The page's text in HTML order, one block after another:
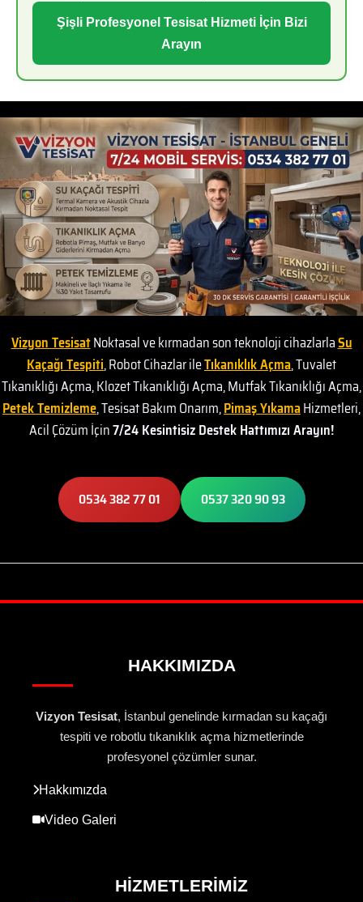
Şişli Profesyonel Tesisat Hizmeti İçin Bizi
Arayın
Vizyon TesisatNoktasal ve kırmadan son teknoloji cihazlarlaSu
Kaçağı Tespiti, Robot Cihazlar ileTıkanıklık Açma, Tuvalet
Tıkanıklığı Açma, Klozet Tıkanıklığı Açma, Mutfak Tıkanıklığı Açma,
Petek Temizleme, Tesisat Bakım Onarım,Pimaş YıkamaHizmetleri,
Acil Çözüm İçin7/24 Kesintisiz Destek Hattımızı Arayın!
0534 382 77 01 0537 320 90 93
HAKKIMIZDA
Vizyon Tesisat, İstanbul genelinde kırmadan su kaçağı
tespiti ve robotlu tıkanıklık açma hizmetlerinde
profesyonel çözümler sunar.
Hakkımızda
Video Galeri
HIZMETLERIMIZ